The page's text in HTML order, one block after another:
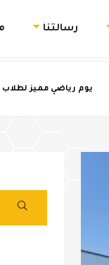
رسالتنا
يوم رياضي مميز لطلاب